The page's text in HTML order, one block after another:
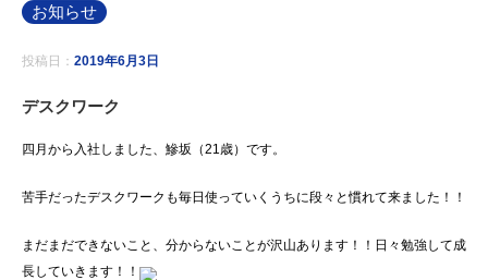
お知らせ
投稿日： 2019年6月3日
デスクワーク
四月から入社しました、鰺坂（21歳）です。
苦手だったデスクワークも毎日使っていくうちに段々と慣れて来ました！！
まだまだできないこと、分からないことが沢山あります！！日々勉強して成
長していきます！！